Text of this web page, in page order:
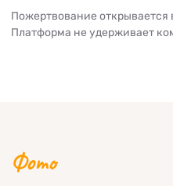
Пожертвование
Платформа не удерживает
Фото